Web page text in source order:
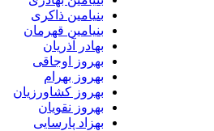
بنیامین ذاکری
بنیامین قهرمان
بهادر آذریان
بهروز اوجاقی
بهروز بهرام
بهروز کشاورزیان
بهروز نقویان
بهزاد پارسایی